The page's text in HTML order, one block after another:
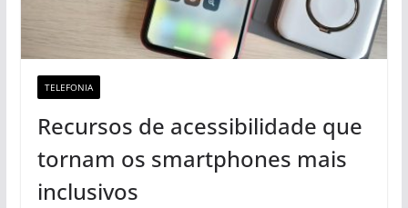
TELEFONIA
Recursos de acessibilidade que
tornam os smartphones mais
inclusivos